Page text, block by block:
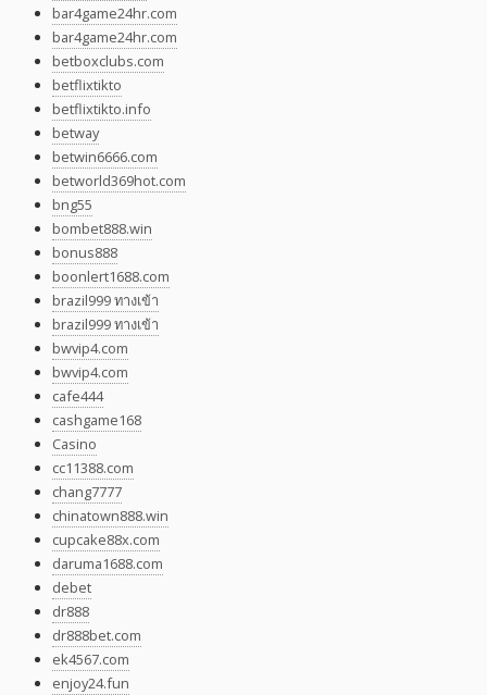
bar4game24hr.com
bar4game24hr.com
betboxclubs.com
betflixtikto
betflixtikto.info
betway
betwin6666.com
betworld369hot.com
bng55
bombet888.win
bonus888
boonlert1688.com
brazil999 ทางเข้า
brazil999 ทางเข้า
bwvip4.com
bwvip4.com
cafe444
cashgame168
Casino
cc11388.com
chang7777
chinatown888.win
cupcake88x.com
daruma1688.com
debet
dr888
dr888bet.com
ek4567.com
enjoy24.fun